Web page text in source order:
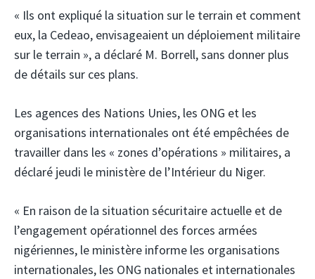
« Ils ont expliqué la situation sur le terrain et comment
eux, la Cedeao, envisageaient un déploiement militaire
sur le terrain », a déclaré M. Borrell, sans donner plus
de détails sur ces plans.
Les agences des Nations Unies, les ONG et les
organisations internationales ont été empêchées de
travailler dans les « zones d’opérations » militaires, a
déclaré jeudi le ministère de l’Intérieur du Niger.
« En raison de la situation sécuritaire actuelle et de
l’engagement opérationnel des forces armées
nigériennes, le ministère informe les organisations
internationales, les ONG nationales et internationales